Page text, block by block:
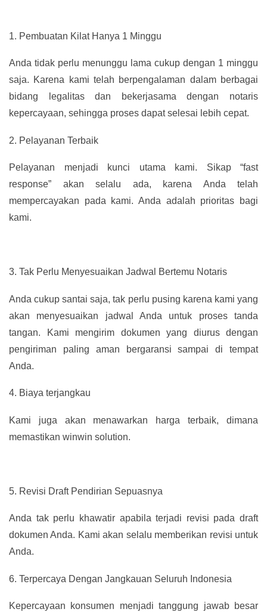
1. Pembuatan Kilat Hanya 1 Minggu
Anda tidak perlu menunggu lama cukup dengan 1 minggu
saja. Karena kami telah berpengalaman dalam berbagai
bidang legalitas dan bekerjasama dengan notaris
kepercayaan, sehingga proses dapat selesai lebih cepat.
2. Pelayanan Terbaik
Pelayanan menjadi kunci utama kami. Sikap “fast
response” akan selalu ada, karena Anda telah
mempercayakan pada kami. Anda adalah prioritas bagi
kami.
3. Tak Perlu Menyesuaikan Jadwal Bertemu Notaris
Anda cukup santai saja, tak perlu pusing karena kami yang
akan menyesuaikan jadwal Anda untuk proses tanda
tangan. Kami mengirim dokumen yang diurus dengan
pengiriman paling aman bergaransi sampai di tempat
Anda.
4. Biaya terjangkau
Kami juga akan menawarkan harga terbaik, dimana
memastikan winwin solution.
5. Revisi Draft Pendirian Sepuasnya
Anda tak perlu khawatir apabila terjadi revisi pada draft
dokumen Anda. Kami akan selalu memberikan revisi untuk
Anda.
6. Terpercaya Dengan Jangkauan Seluruh Indonesia
Kepercayaan konsumen menjadi tanggung jawab besar